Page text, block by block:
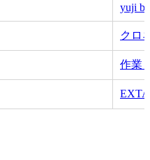
yuji
クロ
作業